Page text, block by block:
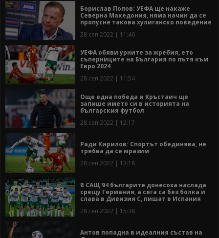
Борислав Попов: УЕФА ще накаже
Северна Македония, няма начин да се
пропусне такова хулиганско поведение
28 сеп 2022 | 11:46
УЕФА обяви урните за жребия, ето
съперниците на България по пътя към
Евро 2024
28 сеп 2022 | 11:54
Още една победа и Кръстаич ще
запише името си в историята на
българския футбол
28 сеп 2022 | 12:17
Ради Кирилов: Спортът обединява, не
трябва да се мразим
28 сеп 2022 | 13:18
В САЩ'94 българите донесоха наслада
срещу Германия, а сега са без болка и
слава в Дивизия С, пишат в Испания
28 сеп 2022 | 15:38
Антов попадна в идеалния състав на